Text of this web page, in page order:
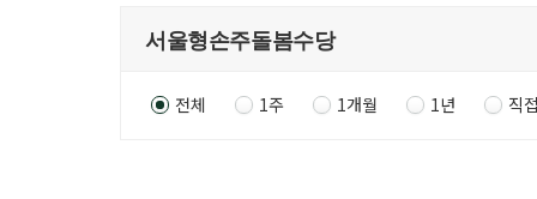
전체 1주 1개월 1년 직